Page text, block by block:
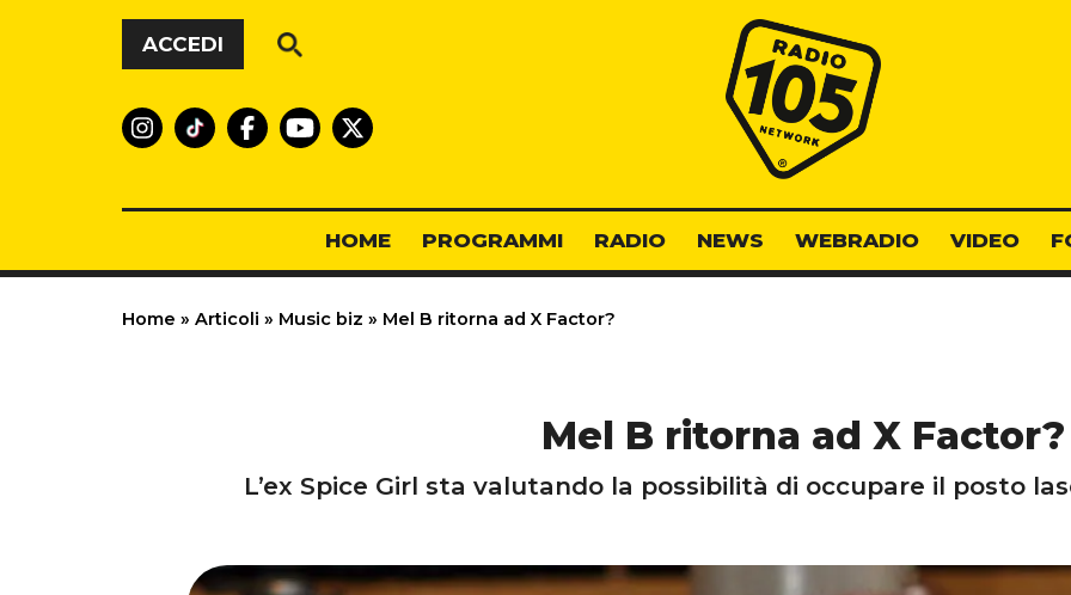
Vai al contenuto
ACCEDI
Radio 105
HOME PROGRAMMI RADIO NEWS WEBRADIO VIDEO
Home » Articoli » Music biz » Mel B ritorna ad X Factor?
Mel B ritorna ad X Factor?
L’ex Spice Girl sta valutando la possibilità di occupare il posto